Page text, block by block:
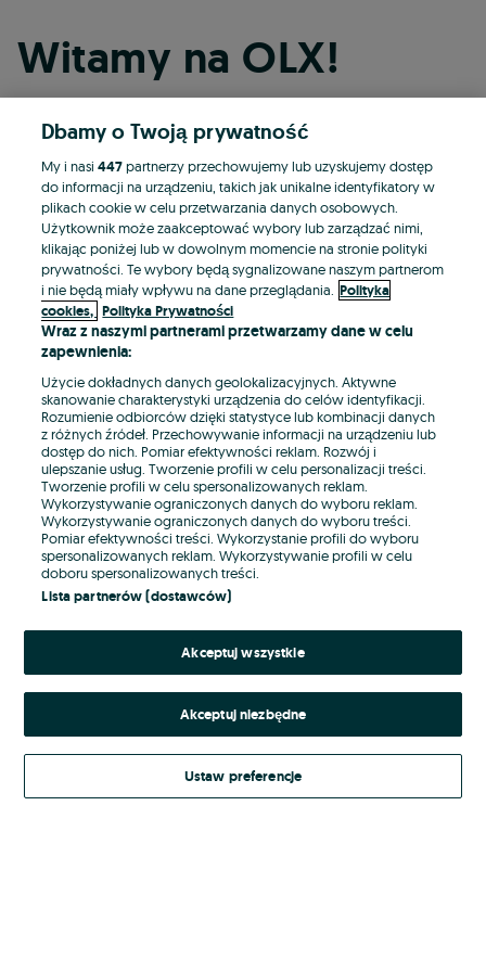
Witamy na OLX!
Kontynuuj przez Facebooka
Kontynuuj przez konto Apple
Kontynuuj przez konto Google
LUB
E-mail
Hasło
Nie pamiętasz hasła?
Zaloguj się
Kontynuując za pośrednictwem jednego z dostawców wskazanych powyżej,
Regulamin serwisuOLX.pl w jego aktualnym brzmieniu.
Dbamy o Twoją prywatność
My i nasi447partnerzy przechowujemy lub uzyskujemy dostęp
do informacji na urządzeniu, takich jak unikalne identyfikatory w
plikach cookie w celu przetwarzania danych osobowych.
Użytkownik może zaakceptować wybory lub zarządzać nimi,
klikając poniżej lub w dowolnym momencie na stronie polityki
prywatności. Te wybory będą sygnalizowane naszym partnerom
i nie będą miały wpływu na dane przeglądania. Polityka
cookies, Polityka Prywatności
Wraz z naszymi partnerami przetwarzamy dane w celu
zapewnienia:
Użycie dokładnych danych geolokalizacyjnych. Aktywne
skanowanie charakterystyki urządzenia do celów identyfikacji.
Rozumienie odbiorców dzięki statystyce lub kombinacji danych
z różnych źródeł. Przechowywanie informacji na urządzeniu lub
dostęp do nich. Pomiar efektywności reklam. Rozwój i
ulepszanie usług. Tworzenie profili w celu personalizacji treści.
Tworzenie profili w celu spersonalizowanych reklam.
Wykorzystywanie ograniczonych danych do wyboru reklam.
Wykorzystywanie ograniczonych danych do wyboru treści.
Pomiar efektywności treści. Wykorzystanie profili do wyboru
spersonalizowanych reklam. Wykorzystywanie profili w celu
doboru spersonalizowanych treści.
Lista partnerów (dostawców)
Akceptuj wszystkie
Akceptuj niezbędne
Ustaw preferencje